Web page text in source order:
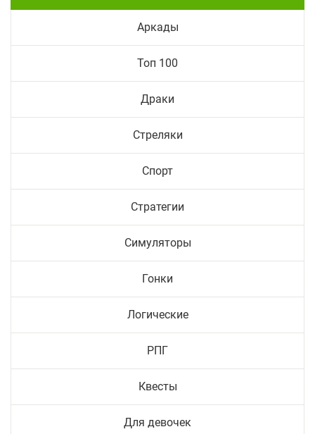
Аркады
Топ 100
Драки
Стреляки
Спорт
Стратегии
Симуляторы
Гонки
Логические
РПГ
Квесты
Для девочек